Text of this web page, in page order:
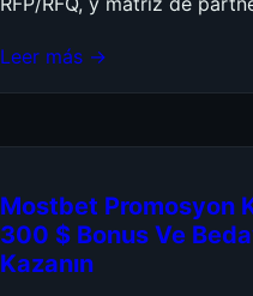
Leer más →
Mostbet Promosyon
300 $ Bonus Ve
Kazanın